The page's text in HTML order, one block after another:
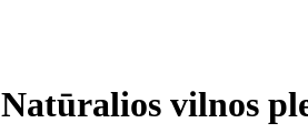
Natūralios vilnos